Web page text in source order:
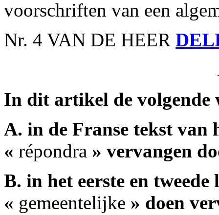
voorschriften van een
Nr. 4 VAN DE HEER
In dit artikel de volgende
A. in de Franse tekst van
« répondra » vervangen
B. in het eerste en
« gemeentelijke » doen